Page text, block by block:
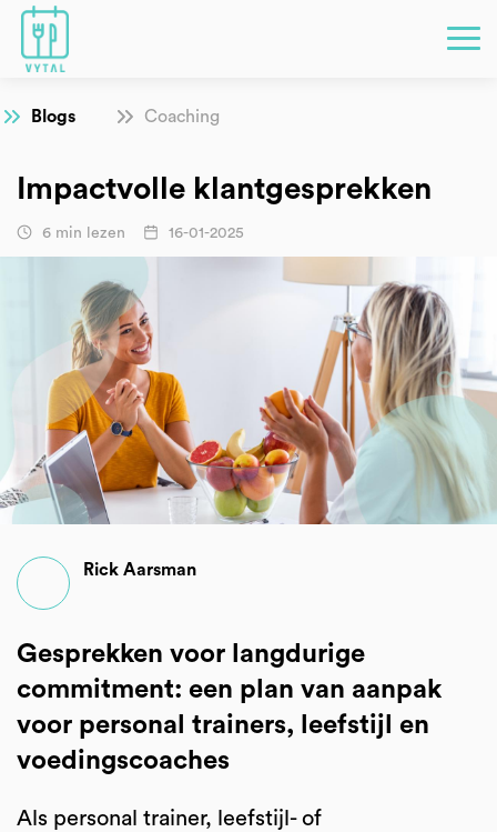
Blogs Coaching
Impactvolle klantgesprekken
6 min lezen 16-01-2025
Rick Aarsman
Gesprekken voor langdurige
commitment: een plan van aanpak
voor personal trainers, leefstijl en
voedingscoaches
Als personal trainer, leefstijl- of